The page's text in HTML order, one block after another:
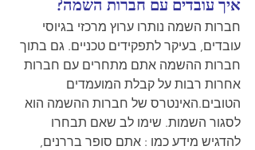
איך עובדים עם חברות השמה?
חברות השמה נותרו ערוץ מרכזי בגיוסי
עובדים, בעיקר לתפקידים טכניים. גם בתוך
חברות ההשמה אתם מתחרים עם חברות
אחרות רבות על קבלת המועמדים
הטובים.האינטרס של חברות ההשמה הוא
לסגור השמות. שימו לב שאם תבחרו
להדגיש מידע כמו : אתם סופר בררנים,